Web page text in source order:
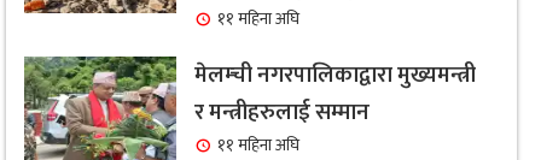
११ महिना अघि
मेलम्ची नगरपालिकाद्वारा मुख्यमन्त्री
र मन्त्रीहरुलाई सम्मान
११ महिना अघि